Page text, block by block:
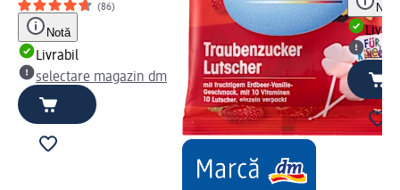
(86)
Notă
Livrabil
selectare magazin dm
Notă